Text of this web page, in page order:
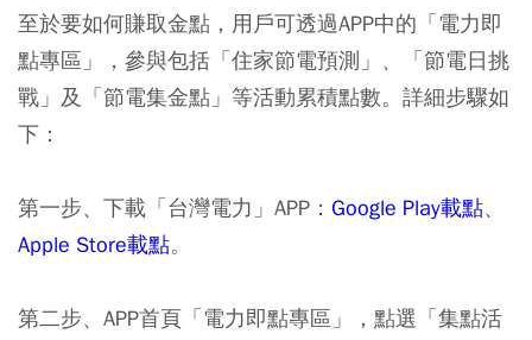
至於要如何賺取金點，用戶可透過APP中的「電力即
點專區」，參與包括「住家節電預測」、「節電日挑
戰」及「節電集金點」等活動累積點數。詳細步驟如
下：
第一步、 下載「台灣電力」APP： Google Play載點、
Apple Store載點。
第二步、 APP首頁「電力即點專區」，點選「集點活